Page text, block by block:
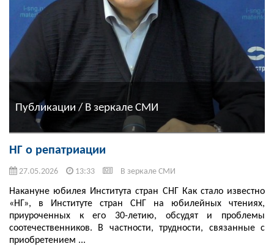
Публикации / В зеркале СМИ
НГ о репатриации
27.05.2026 13:33 В зеркале СМИ
Накануне юбилея Института стран СНГ Как стало известно
«НГ», в Институте стран СНГ на юбилейных чтениях,
приуроченных к его 30-летию, обсудят и проблемы
соотечественников. В частности, трудности, связанные с
приобретением ...